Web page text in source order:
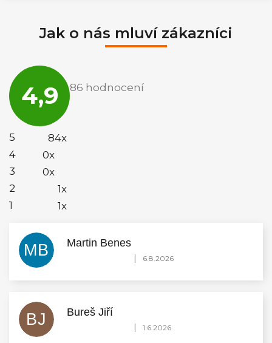
Jak o nás mluví zákazníci
4,9
hodnocení
obchodu
je
86 hodnocení
5
84x
4
0x
3
0x
2
1x
1
1x
MB Martin Benes
Hodnocení obchodu je 5 z 5 hvězdiček.
| 6.8.2026
BJ Bureš Jiří
Hodnocení obchodu je 5 z 5 hvězdiček.
| 1.6.2026